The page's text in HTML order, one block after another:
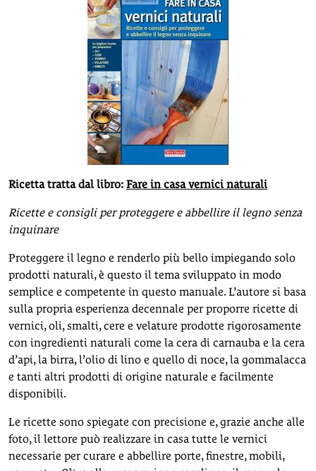
Ricetta tratta dal libro: Fare in casa vernici naturali
Ricette e consigli per proteggere e abbellire il legno senza
inquinare
Proteggere il legno e renderlo più bello impiegando solo
prodotti naturali, è questo il tema sviluppato in modo
semplice e competente in questo manuale. L’autore si basa
sulla propria esperienza decennale per proporre ricette di
vernici, oli, smalti, cere e velature prodotte rigorosamente
con ingredienti naturali come la cera di carnauba e la cera
d’api, la birra, l’olio di lino e quello di noce, la gommalacca
e tanti altri prodotti di origine naturale e facilmente
disponibili.
Le ricette sono spiegate con precisione e, grazie anche alle
foto, il lettore può realizzare in casa tutte le vernici
necessarie per curare e abbellire porte, finestre, mobili,